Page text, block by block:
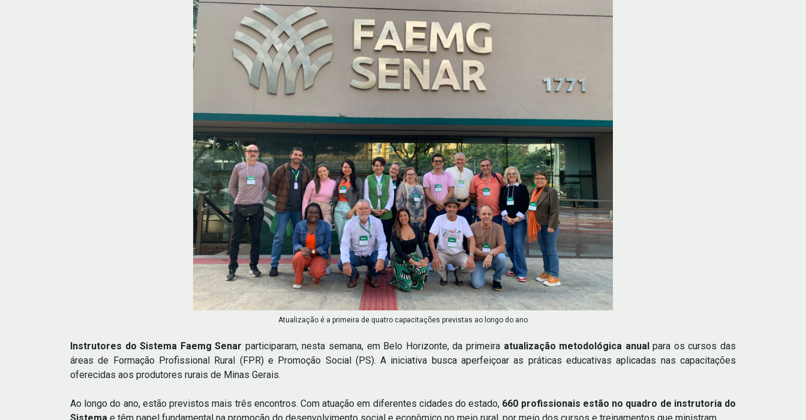
Atualização é a primeira de quatro capacitações previstas ao longo do ano
Instrutores do Sistema Faemg Senar participaram, nesta semana, em Belo Horizonte, da primeira atualização metodológica anualpara os cursos das
áreas de Formação Profissional Rural (FPR) e Promoção Social (PS). A iniciativa busca aperfeiçoar as práticas educativas aplicadas nas capacitações
oferecidas aos produtores rurais de Minas Gerais.
Ao longo do ano, estão previstos mais três encontros. Com atuação em diferentes cidades do estado, 660 profissionais estão no quadro de instrutoria do